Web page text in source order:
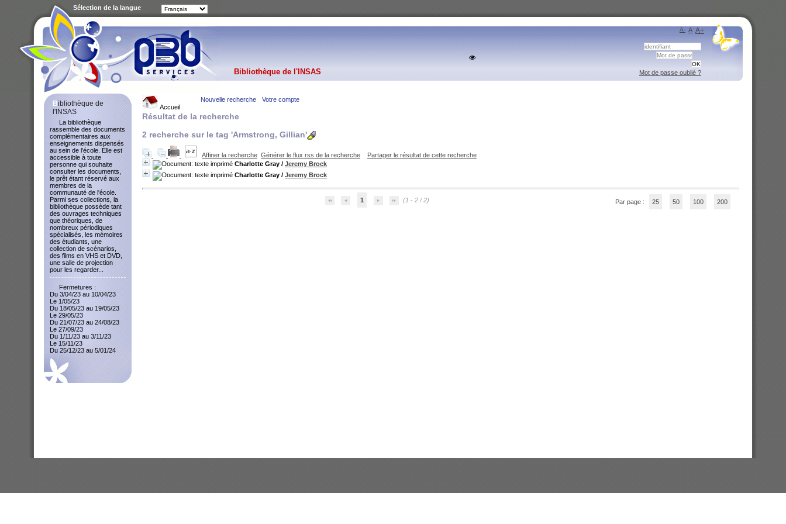
Accueil
Bibliothèque de l'INSAS
Nouvelle recherche Votre compte
Résultat de la recherche
2 recherche sur le tag 'Armstrong, Gillian'
Affiner la recherche Générer le flux rss de la recherche
Partager le résultat de cette recherche
Charlotte Gray / Jeremy Brock
Charlotte Gray / Jeremy Brock
1 (1 - 2 / 2) Par page : 25 50 100 200
Bibliothèque de
l'INSAS
La bibliothèque
rassemble des documents
complémentaires aux
enseignements dispensés
au sein de l'école. Elle est
accessible à toute
personne qui souhaite
consulter les documents,
le prêt étant réservé aux
membres de la
communauté de l'école.
Parmi ses collections, la
bibliothèque possède tant
des ouvrages techniques
que théoriques, de
nombreux périodiques
spécialisés, les mémoires
des étudiants, une
collection de scénarios,
des films en VHS et DVD,
une salle de projection
pour les regarder...
Fermetures :
Du 3/04/23 au 10/04/23
Le 1/05/23
Du 18/05/23 au 19/05/23
Le 29/05/23
Du 21/07/23 au 24/08/23
Le 27/09/23
Du 1/11/23 au 3/11/23
Le 15/11/23
Du 25/12/23 au 5/01/24
A- A A+
Sélection de la langue
Mot de passe oublié ?